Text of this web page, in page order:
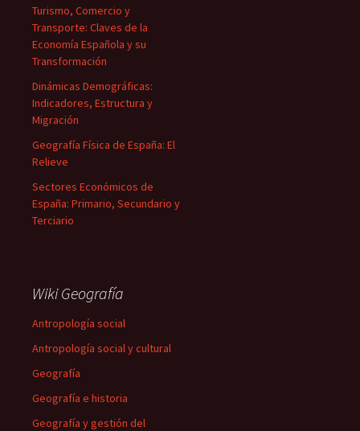
Turismo, Comercio y
Transporte: Claves de la
Economía Española y su
Transformación
Dinámicas Demográficas:
Indicadores, Estructura y
Migración
Geografía Física de España: El
Relieve
Sectores Económicos de
España: Primario, Secundario y
Terciario
Wiki Geografía
Antropología social
Antropología social y cultural
Geografía
Geografía e historia
Geografía y gestión del